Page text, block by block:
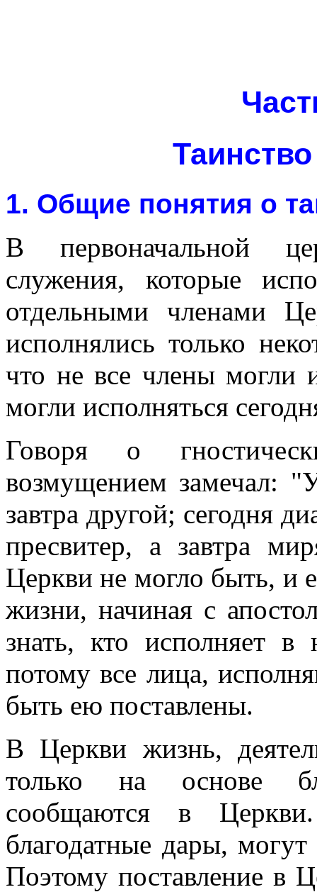
1. Общие понятия о
В первоначальной
служения, которые
отдельными членами
исполнялись только
что не все члены могли
могли исполняться
Говоря о
возмущением замечал:
завтра другой; сегодня
пресвитер, а завтра
Церкви не могло быть, и
жизни, начиная с
знать, кто исполняет
потому все лица,
быть ею поставлены.
В Церкви жизнь,
только на основе
сообщаются в
благодатные дары,
Поэтому поставление в